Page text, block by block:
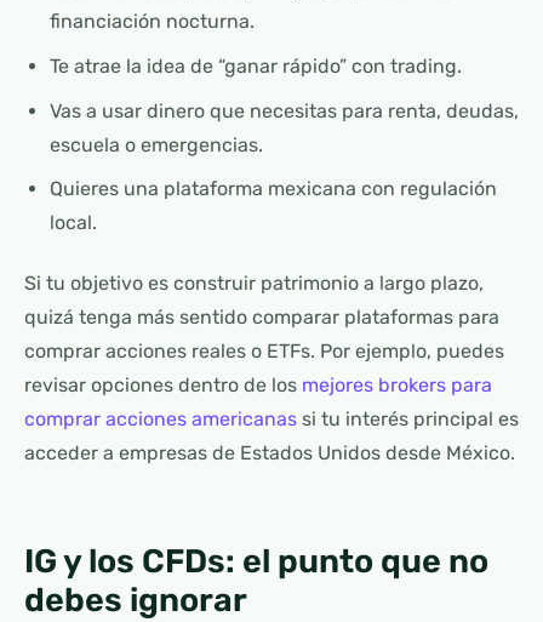
financiación nocturna.
Te atrae la idea de “ganar rápido” con trading.
Vas a usar dinero que necesitas para renta, deudas,
escuela o emergencias.
Quieres una plataforma mexicana con regulación
local.
Si tu objetivo es construir patrimonio a largo plazo,
quizá tenga más sentido comparar plataformas para
comprar acciones reales o ETFs. Por ejemplo, puedes
revisar opciones dentro de los mejores brokers para
comprar acciones americanas si tu interés principal es
acceder a empresas de Estados Unidos desde México.
IG y los CFDs: el punto que no
debes ignorar